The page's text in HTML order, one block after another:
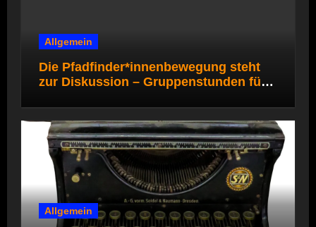
Allgemein
Die Pfadfinder*innenbewegung steht
zur Diskussion – Gruppenstunden für
Allgemein